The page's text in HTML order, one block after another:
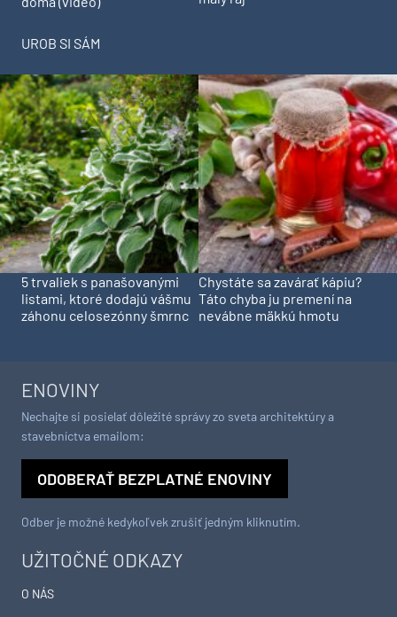
UROB SI SÁM
5 trvaliek s panašovanými
listami, ktoré dodajú vášmu
záhonu celosezónny šmrnc
Chystáte sa zavárať kápiu?
Táto chyba ju premení na
nevábne mäkkú hmotu
UŽITOČNÉ ODKAZY
O NÁS
ENOVINY
Nechajte si posielať dôležité správy zo sveta architektúry a
stavebníctva emailom:
ODOBERAŤ BEZPLATNÉ ENOVINY
Odber je možné kedykoľvek zrušiť jedným kliknutím.